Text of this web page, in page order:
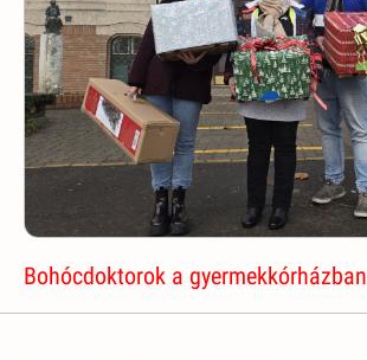
Bohócdoktorok a gyermekkórházban